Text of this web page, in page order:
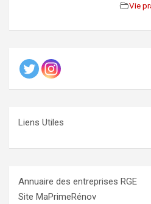
Vie
Liens Utiles
Annuaire des entreprises RGE
Site MaPrimeRénov